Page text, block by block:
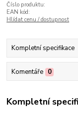
Číslo produktu:
EAN kód:
Hlídat cenu / dostupnost
Kompletní specifikace
Komentáře 0
Kompletní